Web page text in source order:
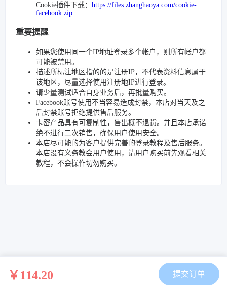
Cookie插件下载： https://files.zhanghaoya.com/cookie-
facebook.zip
重要提醒
如果您使用同一个IP地址登录多个帐户，则所有帐户都
可能被禁用。
描述所标注地区指的的是注册IP，不代表资料信息属于
该地区，尽量选择使用注册地IP进行登录。
请少量测试适合自身业务后，再批量购买。
Facebook账号使用不当容易造成封禁，本店对当天及之
后封禁账号拒绝提供售后服务。
卡密产品具有可复制性，售出概不退货。并且本店承诺
绝不进行二次销售，确保用户使用安全。
本店尽可能的为客户提供完善的登录教程及售后服务。
本店没有义务教会用户使用，请用户购买前先观看相关
教程，不会操作切勿购买。
￥114.20 提交订单